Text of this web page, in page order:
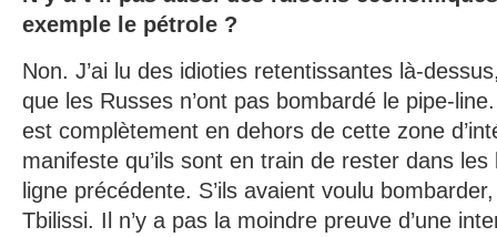
exemple le pétrole ?
Non. J’ai lu des idioties retentissantes là-
que les Russes n’ont pas bombardé le pipe-
est complètement en dehors de cette zone
manifeste qu’ils sont en train de rester dans
ligne précédente. S’ils avaient voulu
Tbilissi. Il n’y a pas la moindre preuve d’une